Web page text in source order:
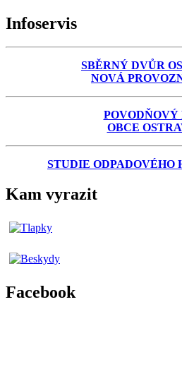
Infoservis
SBĚRNÝ DVŮR
NOVÁ
POVODŇOVÝ
OBCE
STUDIE ODPADOVÉHO
Kam vyrazit
Facebook